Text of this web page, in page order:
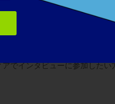
でインタビューに参加したい